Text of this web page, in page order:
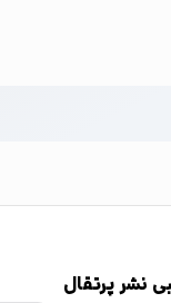
نشر پرتقال